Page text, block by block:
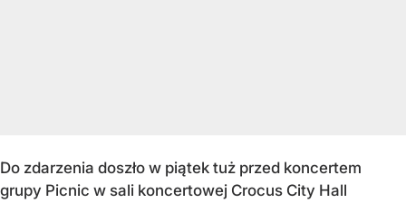
Do zdarzenia doszło w piątek tuż przed koncertem
grupy Picnic w sali koncertowej Crocus City Hall